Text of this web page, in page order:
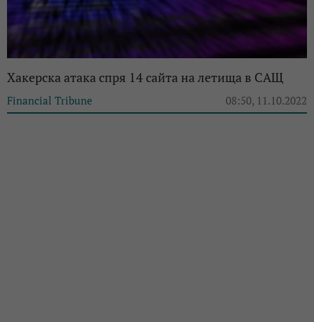
Хакерска атака спря 14 сайта на летища в САЩ
Financial Tribune 08:50, 11.10.2022